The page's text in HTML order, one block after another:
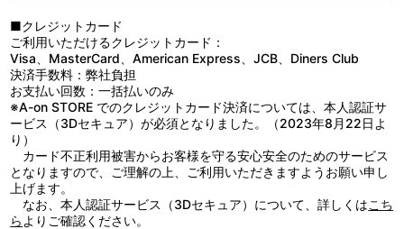
たば幼稚園の先生としんのすけたち園児が、大宴会中だった！？
巨大飛行船を舞台に、“ＳＭＬ”の一員’お色気’と春日部防衛隊のみ
んなも地球の平和を守るために大活躍だゾ！
父ちゃん、母ちゃんもひまわりを連れてオラたち救出のために立ち
上がった！よ～し、おバカ・パワー全開だぁ！！
ス：石田太郎／大袋博士：滝口順平／アンジェラ青梅：増岡 弘／マ
ンガ家：臼井儀人（特別出演）／IZAM：IZAM（SHAZNA） 他
■クレジットカード
ご利用いただけるクレジットカード：
Visa、MasterCard、American Express、JCB、Diners Club
決済手数料：弊社負担
お支払い回数：一括払いのみ
※A-on STORE でのクレジットカード決済については、本人認証サ
ービス（3Dセキュア）が必須となりました。（2023年8月22日よ
り）
カード不正利用被害からお客様を守る安心安全のためのサービス
となりますので、ご理解の上、ご利用いただきますようお願い申し
上げます。
なお、本人認証サービス（3Dセキュア）について、詳しくはこち
ら よりご確認ください。